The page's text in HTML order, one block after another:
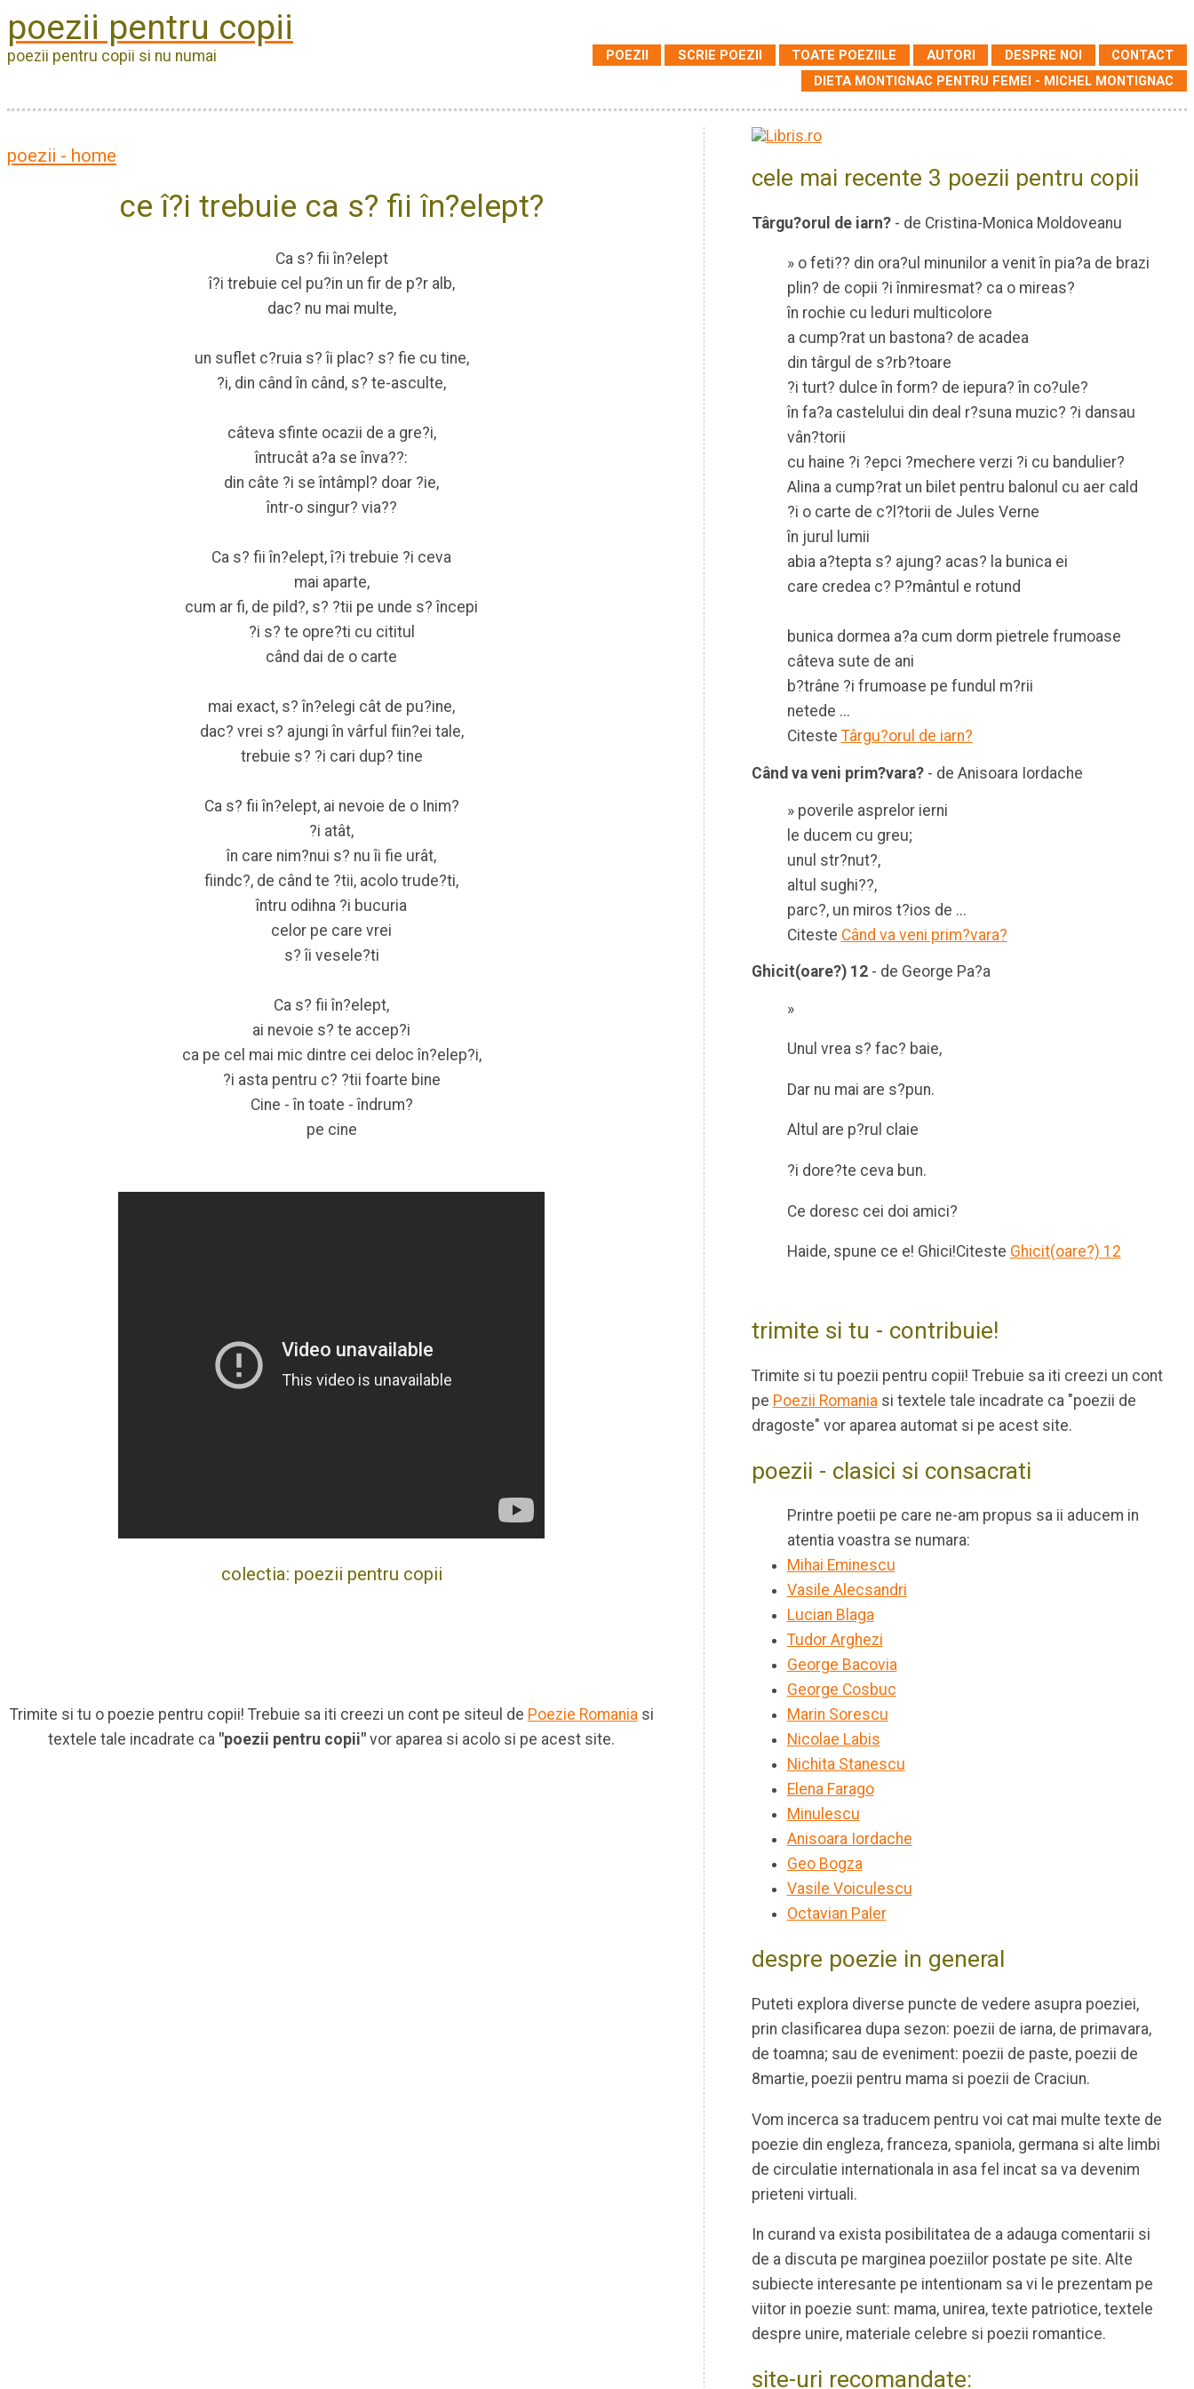
poezii pentru copii
poezii pentru copii si nu numai POEZII SCRIE POEZII TOATE POEZIILE AUTORI DESPRE NOI
CONTACT
DIETA MONTIGNAC PENTRU FEMEI - MICHEL MONTIGNAC
poezii - home
ce î?i trebuie ca s? fii în?elept?
Ca s? fii în?elept
î?i trebuie cel pu?in un fir de p?r alb,
dac? nu mai multe,
un suflet c?ruia s? îi plac? s? fie cu tine,
?i, din când în când, s? te-asculte,
câteva sfinte ocazii de a gre?i,
întrucât a?a se înva??:
din câte ?i se întâmpl? doar ?ie,
într-o singur? via??
Ca s? fii în?elept, î?i trebuie ?i ceva
mai aparte,
cum ar fi, de pild?, s? ?tii pe unde s? începi
?i s? te opre?ti cu cititul
când dai de o carte
mai exact, s? în?elegi cât de pu?ine,
dac? vrei s? ajungi în vârful fiin?ei tale,
trebuie s? ?i cari dup? tine
Ca s? fii în?elept, ai nevoie de o Inim?
?i atât,
în care nim?nui s? nu îi fie urât,
fiindc?, de când te ?tii, acolo trude?ti,
întru odihna ?i bucuria
celor pe care vrei
s? îi vesele?ti
Ca s? fii în?elept,
ai nevoie s? te accep?i
ca pe cel mai mic dintre cei deloc în?elep?i,
?i asta pentru c? ?tii foarte bine
Cine - în toate - îndrum?
pe cine
colectia: poezii pentru copii
Trimite si tu o poezie pentru copii! Trebuie sa iti creezi un cont pe siteul de Poezie Romaniasi
textele tale incadrate ca "poezii pentru copii" vor aparea si acolo si pe acest site.
cele mai recente 3 poezii pentru copii
Târgu?orul de iarn?- de Cristina-Monica Moldoveanu
» o feti?? din ora?ul minunilor a venit în pia?a de brazi
plin? de copii ?i înmiresmat? ca o mireas?
în rochie cu leduri multicolore
a cump?rat un bastona? de acadea
din târgul de s?rb?toare
?i turt? dulce în form? de iepura? în co?ule?
în fa?a castelului din deal r?suna muzic? ?i dansau
vân?torii
cu haine ?i ?epci ?mechere verzi ?i cu bandulier?
Alina a cump?rat un bilet pentru balonul cu aer cald
?i o carte de c?l?torii de Jules Verne
în jurul lumii
abia a?tepta s? ajung? acas? la bunica ei
care credea c? P?mântul e rotund
bunica dormea a?a cum dorm pietrele frumoase
câteva sute de ani
b?trâne ?i frumoase pe fundul m?rii
netede ...
Citeste Târgu?orul de iarn?
Când va veni prim?vara?- de Anisoara Iordache
» poverile asprelor ierni
le ducem cu greu;
unul str?nut?,
altul sughi??,
parc?, un miros t?ios de ...
Citeste Când va veni prim?vara?
Ghicit(oare?) 12- de George Pa?a
»
Unul vrea s? fac? baie,
Dar nu mai are s?pun.
Altul are p?rul claie
?i dore?te ceva bun.
Ce doresc cei doi amici?
Haide, spune ce e! Ghici!Citeste Ghicit(oare?) 12
trimite si tu - contribuie!
Trimite si tu poezii pentru copii! Trebuie sa iti creezi un cont
pe Poezii Romania si textele tale incadrate ca "poezii de
dragoste" vor aparea automat si pe acest site.
poezii - clasici si consacrati
Printre poetii pe care ne-am propus sa ii aducem in
atentia voastra se numara:
Mihai Eminescu
Vasile Alecsandri
Lucian Blaga
Tudor Arghezi
George Bacovia
George Cosbuc
Marin Sorescu
Nicolae Labis
Nichita Stanescu
Elena Farago
Minulescu
Anisoara Iordache
Geo Bogza
Vasile Voiculescu
Octavian Paler
despre poezie in general
Puteti explora diverse puncte de vedere asupra poeziei,
prin clasificarea dupa sezon: poezii de iarna, de primavara,
de toamna; sau de eveniment: poezii de paste, poezii de
8martie, poezii pentru mama si poezii de Craciun.
Vom incerca sa traducem pentru voi cat mai multe texte de
poezie din engleza, franceza, spaniola, germana si alte limbi
de circulatie internationala in asa fel incat sa va devenim
prieteni virtuali.
In curand va exista posibilitatea de a adauga comentarii si
de a discuta pe marginea poeziilor postate pe site. Alte
subiecte interesante pe intentionam sa vi le prezentam pe
viitor in poezie sunt: mama, unirea, texte patriotice, textele
despre unire, materiale celebre si poezii romantice.
site-uri recomandate: